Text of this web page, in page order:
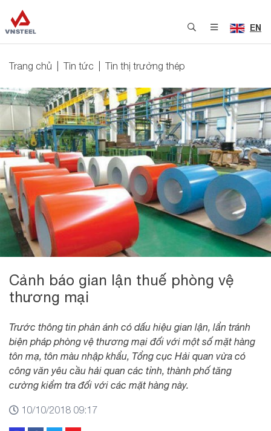
EN
Trang chủ Tin tức Tin thị trường thép
Cảnh báo gian lận thuế phòng vệ
thương mại
Trước thông tin phản ánh có dấu hiệu gian lận, lẩn tránh
biện pháp phòng vệ thương mại đối với một số mặt hàng
tôn mạ, tôn màu nhập khẩu, Tổng cục Hải quan vừa có
công văn yêu cầu hải quan các tỉnh, thành phố tăng
cường kiểm tra đối với các mặt hàng này.
10/10/2018 09:17